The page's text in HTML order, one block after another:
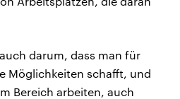
darum, dass man für
Möglichkeiten schafft, und
Bereich arbeiten, auch